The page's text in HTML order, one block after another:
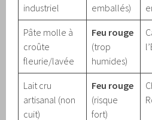
industriel
emballés)
Pâte molle à
croûte
fleurie/lavée
Feu rouge
(trop
humides)
Lait cru
artisanal (non
cuit)
Feu rouge
(risque
fort)